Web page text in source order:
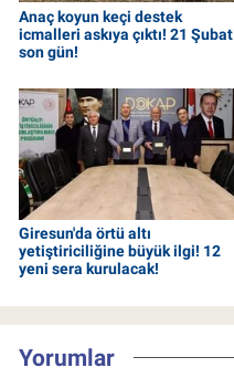
Anaç koyun keçi destek
icmalleri askıya çıktı! 21 Şubat
son gün!
Giresun'da örtü altı
yetiştiriciliğine büyük ilgi! 12
yeni sera kurulacak!
Yorumlar